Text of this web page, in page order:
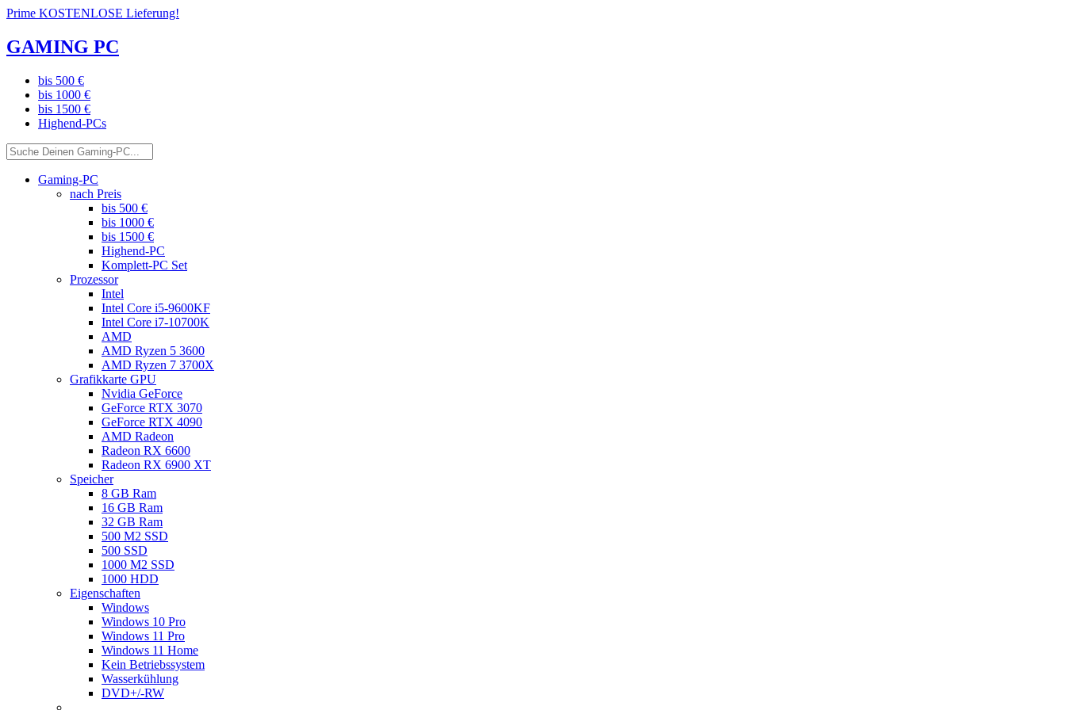
Prime KOSTENLOSE Lieferung!
GAMING PC
bis 500 €
bis 1000 €
bis 1500 €
Highend-PCs
Gaming-PC
nach Preis
bis 500 €
bis 1000 €
bis 1500 €
Highend-PC
Komplett-PC Set
Prozessor
Intel
Intel Core i5-9600KF
Intel Core i7-10700K
AMD
AMD Ryzen 5 3600
AMD Ryzen 7 3700X
Grafikkarte GPU
Nvidia GeForce
GeForce RTX 3070
GeForce RTX 4090
AMD Radeon
Radeon RX 6600
Radeon RX 6900 XT
Speicher
8 GB Ram
16 GB Ram
32 GB Ram
500 M2 SSD
500 SSD
1000 M2 SSD
1000 HDD
Eigenschaften
Windows
Windows 10 Pro
Windows 11 Pro
Windows 11 Home
Kein Betriebssystem
Wasserkühlung
DVD+/-RW